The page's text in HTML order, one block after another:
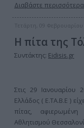
Διαβάστε
Τετάρτη, 09 Φεβρουαρίου
Η πίτα της
Συντάκτης: Eidisis.gr
Στις 29
Ελλάδος ( Ε.ΤΑ.Β.Ε )
πίτας,
Αθλητισμού